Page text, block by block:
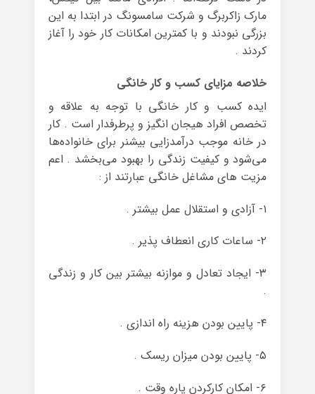
مارک زاکربرگ و شرکت سامسونگ در ابتدا به این
بزرگی نبودند و با کمترین امکانات کار خود را آغاز
کردند .
خلاصه مزایای کسب و کار خانگی
ایده کسب و کار خانگی با توجه به علاقه و
تخصص افراد هیجان انگیز و پرطرفدار است . کار
در خانه موجب درآمدزایی بیشنر برای خانواده‌ها
می‌شود و کیفیت زندگی را بهبود می‌بخشد . اعم
مزیت های مشاغل خانگی عبارتند از :
۱- آزادی و استقلال عمل بیشتر .
۲- ساعات کاری انعطاف پذیر .
۳- ایجاد تعادل و موازنه بیشتر بین کار و زندگی
.
۴- پایین بودن هزینه راه اندازی .
۵- پایین بودن میزان ریسک .
۶- امکان کارکردن پاره وقت .